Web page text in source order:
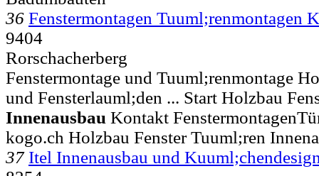
36 Fenstermontagen Tuuml;renmontagen
9404
Rorschacherberg
Fenstermontage und Tuuml;renmontage
und Fensterlauml;den ... Start Holzbau
Innenausbau Kontakt
kogo.ch Holzbau Fenster Tuuml;ren
37 Itel Innenausbau und